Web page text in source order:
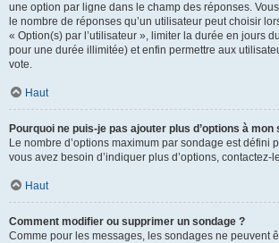
une option par ligne dans le champ des réponses.
le nombre de réponses qu’un utilisateur peut choisir
« Option(s) par l’utilisateur », limiter la durée en jours
pour une durée illimitée) et enfin permettre aux
vote.
Haut
Pourquoi ne puis-je pas ajouter plus d’options à mon
Le nombre d’options maximum par sondage est défini
vous avez besoin d’indiquer plus d’options, contactez-
Haut
Comment modifier ou supprimer un sondage ?
Comme pour les messages, les sondages ne peuvent